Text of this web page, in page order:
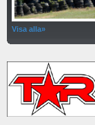
Visa alla»